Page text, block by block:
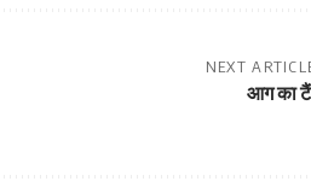
NEXT
आग का